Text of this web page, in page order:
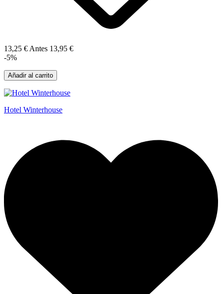
13,25 €Antes 13,95 €
-5%
Añadir al carrito
Hotel Winterhouse